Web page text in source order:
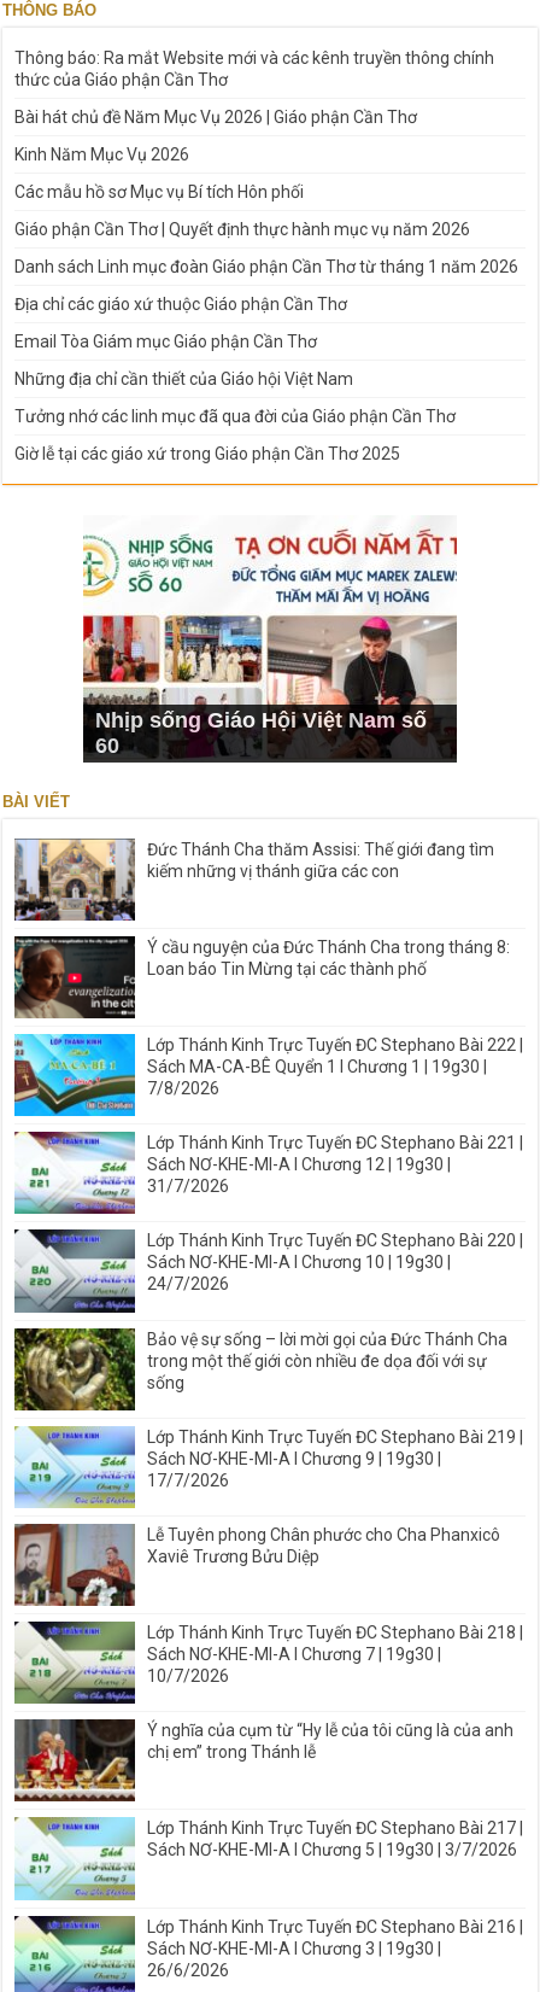
THÔNG BÁO
Thông báo: Ra mắt Website mới và các kênh truyền thông chính
thức của Giáo phận Cần Thơ
Bài hát chủ đề Năm Mục Vụ 2026 | Giáo phận Cần Thơ
Kinh Năm Mục Vụ 2026
Các mẫu hồ sơ Mục vụ Bí tích Hôn phối
Giáo phận Cần Thơ | Quyết định thực hành mục vụ năm 2026
Danh sách Linh mục đoàn Giáo phận Cần Thơ từ tháng 1 năm 2026
Địa chỉ các giáo xứ thuộc Giáo phận Cần Thơ
Email Tòa Giám mục Giáo phận Cần Thơ
Những địa chỉ cần thiết của Giáo hội Việt Nam
Tưởng nhớ các linh mục đã qua đời của Giáo phận Cần Thơ
Giờ lễ tại các giáo xứ trong Giáo phận Cần Thơ 2025
Nhịp sống Giáo Hội Việt Nam số
60
BÀI VIẾT
Đức Thánh Cha thăm Assisi: Thế giới đang tìm
kiếm những vị thánh giữa các con
Ý cầu nguyện của Đức Thánh Cha trong tháng 8:
Loan báo Tin Mừng tại các thành phố
Lớp Thánh Kinh Trực Tuyến ĐC Stephano Bài 222 |
Sách MA-CA-BÊ Quyển 1 I Chương 1 | 19g30 |
7/8/2026
Lớp Thánh Kinh Trực Tuyến ĐC Stephano Bài 221 |
Sách NƠ-KHE-MI-A I Chương 12 | 19g30 |
31/7/2026
Lớp Thánh Kinh Trực Tuyến ĐC Stephano Bài 220 |
Sách NƠ-KHE-MI-A I Chương 10 | 19g30 |
24/7/2026
Bảo vệ sự sống – lời mời gọi của Đức Thánh Cha
trong một thế giới còn nhiều đe dọa đối với sự
sống
Lớp Thánh Kinh Trực Tuyến ĐC Stephano Bài 219 |
Sách NƠ-KHE-MI-A I Chương 9 | 19g30 |
17/7/2026
Lễ Tuyên phong Chân phước cho Cha Phanxicô
Xaviê Trương Bửu Diệp
Lớp Thánh Kinh Trực Tuyến ĐC Stephano Bài 218 |
Sách NƠ-KHE-MI-A I Chương 7 | 19g30 |
10/7/2026
Ý nghĩa của cụm từ “Hy lễ của tôi cũng là của anh
chị em” trong Thánh lễ
Lớp Thánh Kinh Trực Tuyến ĐC Stephano Bài 217 |
Sách NƠ-KHE-MI-A I Chương 5 | 19g30 | 3/7/2026
Lớp Thánh Kinh Trực Tuyến ĐC Stephano Bài 216 |
Sách NƠ-KHE-MI-A I Chương 3 | 19g30 |
26/6/2026